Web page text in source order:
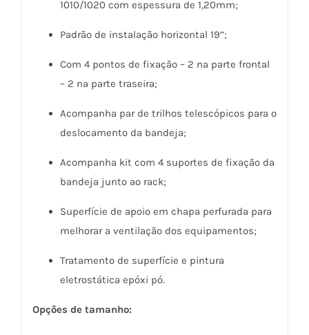
1010/1020 com espessura de 1,20mm;
Padrão de instalação horizontal 19’’;
Com 4 pontos de fixação – 2 na parte frontal
– 2 na parte traseira;
Acompanha par de trilhos telescópicos para o
deslocamento da bandeja;
Acompanha kit com 4 suportes de fixação da
bandeja junto ao rack;
Superfície de apoio em chapa perfurada para
melhorar a ventilação dos equipamentos;
Tratamento de superfície e pintura
eletrostática epóxi pó.
Opções de tamanho: